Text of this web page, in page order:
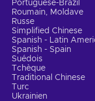
Portuguese-Brazil
Roumain, Moldave
Russe
Simplified Chinese
Spanish - Latin
Spanish - Spain
Suédois
Tchèque
Traditional Chinese
Turc
Ukrainien